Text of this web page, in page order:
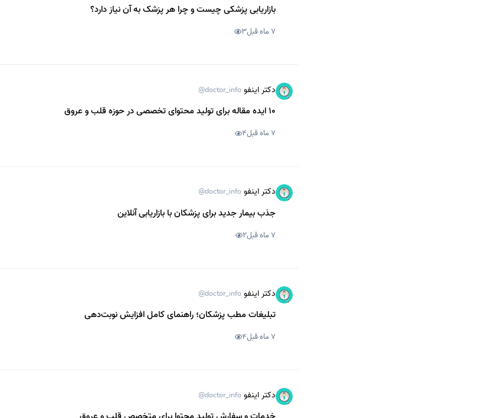
بازاریابی پزشکی چیست و چرا هر پزشک به آن نیاز دارد؟
7 ماه قبل 3
دکتر اینفو @doctor_info
10 ایده مقاله برای تولید محتوای تخصصی در حوزه قلب و عروق
7 ماه قبل 4
دکتر اینفو @doctor_info
جذب بیمار جدید برای پزشکان با بازاریابی آنلاین
7 ماه قبل 2
دکتر اینفو @doctor_info
تبلیغات مطب پزشکان؛ راهنمای کامل افزایش نوبت‌دهی
7 ماه قبل 4
دکتر اینفو @doctor_info